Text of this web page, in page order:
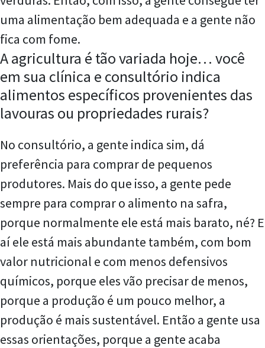
uma alimentação bem adequada e a gente não
fica com fome.
A agricultura é tão variada hoje… você
em sua clínica e consultório indica
alimentos específicos provenientes das
lavouras ou propriedades rurais?
No consultório, a gente indica sim, dá
preferência para comprar de pequenos
produtores. Mais do que isso, a gente pede
sempre para comprar o alimento na safra,
porque normalmente ele está mais barato, né? E
aí ele está mais abundante também, com bom
valor nutricional e com menos defensivos
químicos, porque eles vão precisar de menos,
porque a produção é um pouco melhor, a
produção é mais sustentável. Então a gente usa
essas orientações, porque a gente acaba